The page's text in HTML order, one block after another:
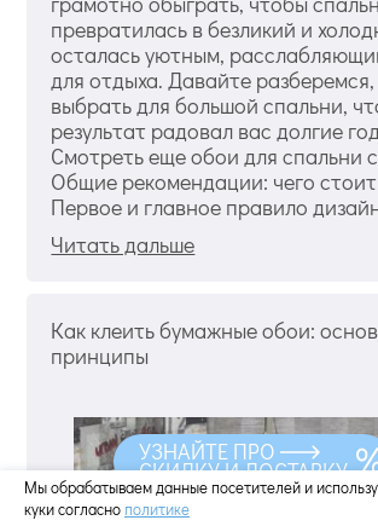
превратилась в безликий и
осталась уютным,
для отдыха. Давайте
выбрать для большой спальни,
результат радовал вас долгие
Смотреть еще обои для спальни
Общие рекомендации: чего стоит
Первое и главное правило
Читать дальше
Как клеить бумажные обои:
принципы
Мы обрабатываем данные посетителей и
куки согласно политике
УЗНАЙТЕ ПРО
СКИДКУ И ДОСТАВКУ